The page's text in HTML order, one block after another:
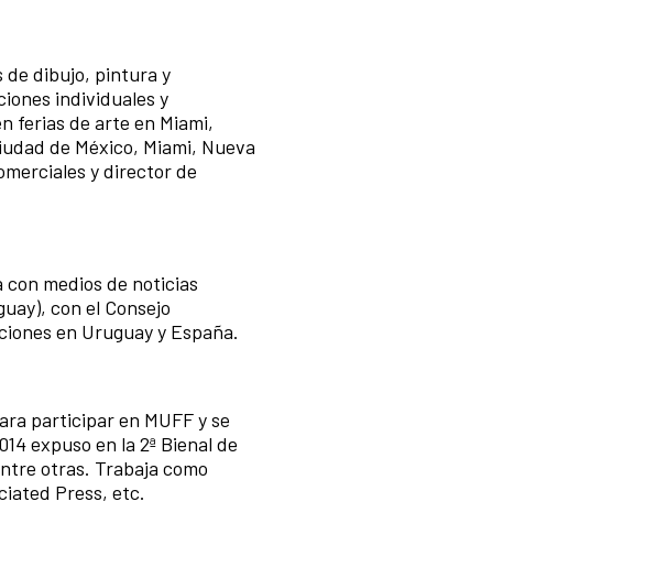
de dibujo, pintura y
individuales y
ferias de arte en Miami,
de México, Miami, Nueva
y director de
medios de noticias
con el Consejo
en Uruguay y España.
participar en MUFF y se
expuso en la 2ª Bienal de
otras. Trabaja como
Press, etc.